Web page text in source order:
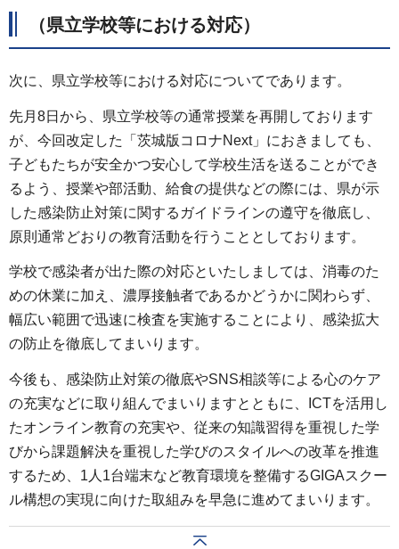
（県立学校等における対応）
次に、県立学校等における対応についてであります。
先月8日から、県立学校等の通常授業を再開しております
が、今回改定した「茨城版コロナNext」におきましても、
子どもたちが安全かつ安心して学校生活を送ることができ
るよう、授業や部活動、給食の提供などの際には、県が示
した感染防止対策に関するガイドラインの遵守を徹底し、
原則通常どおりの教育活動を行うこととしております。
学校で感染者が出た際の対応といたしましては、消毒のた
めの休業に加え、濃厚接触者であるかどうかに関わらず、
幅広い範囲で迅速に検査を実施することにより、感染拡大
の防止を徹底してまいります。
今後も、感染防止対策の徹底やSNS相談等による心のケア
の充実などに取り組んでまいりますとともに、ICTを活用し
たオンライン教育の充実や、従来の知識習得を重視した学
びから課題解決を重視した学びのスタイルへの改革を推進
するため、1人1台端末など教育環境を整備するGIGAスクー
ル構想の実現に向けた取組みを早急に進めてまいります。